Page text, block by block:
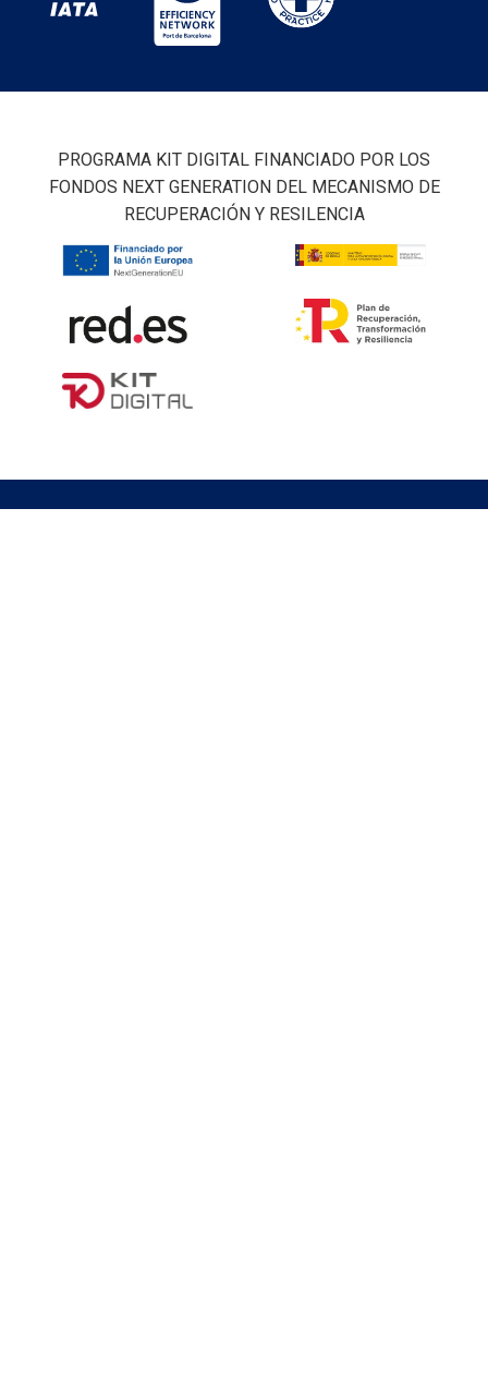
PROGRAMA KIT DIGITAL FINANCIADO POR LOS
FONDOS NEXT GENERATION DEL MECANISMO DE
RECUPERACIÓN Y RESILENCIA